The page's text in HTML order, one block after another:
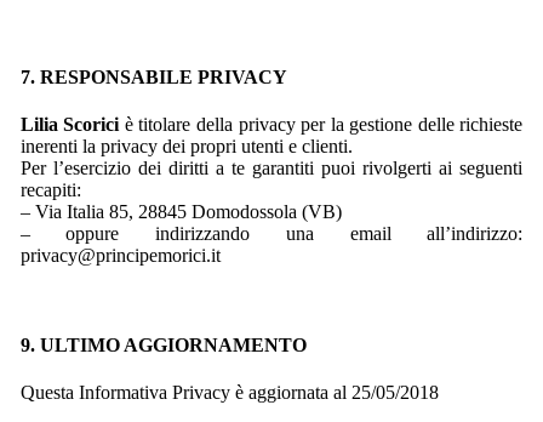
7. RESPONSABILE PRIVACY
Lilia Scoriciè titolare della privacy per la gestione delle richieste
inerenti la privacy dei propri utenti e clienti.
Per l’esercizio dei diritti a te garantiti puoi rivolgerti ai seguenti
recapiti:
– Via Italia 85, 28845 Domodossola (VB)
– oppure indirizzando una email all’indirizzo:
privacy@principemorici.it
9. ULTIMO AGGIORNAMENTO
Questa Informativa Privacy è aggiornata al 25/05/2018